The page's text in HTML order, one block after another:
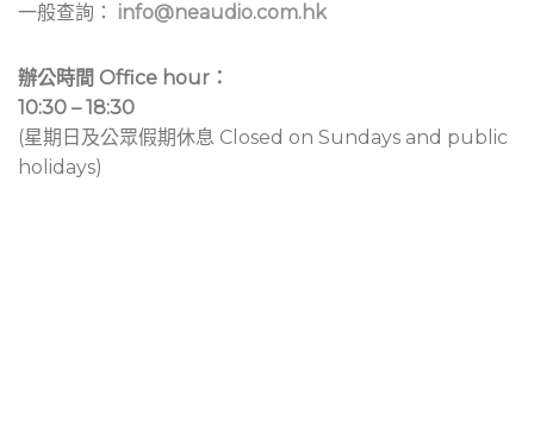
一般查詢： info@neaudio.com.hk
辦公時間 Office hour：
10:30 – 18:30
(星期日及公眾假期休息 Closed on Sundays and public
holidays)